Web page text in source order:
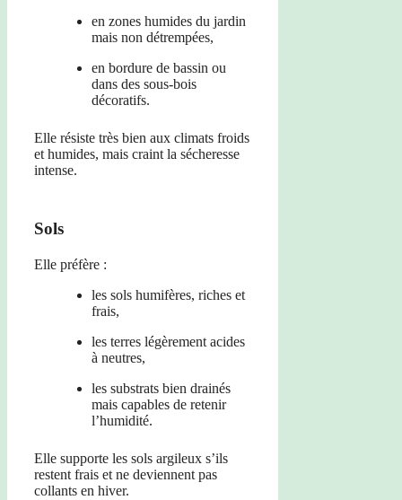
en zones humides du jardin
mais non détrempées,
en bordure de bassin ou
dans des sous-bois
décoratifs.
Elle résiste très bien aux climats froids
et humides, mais craint la sécheresse
intense.
Sols
Elle préfère :
les sols humifères, riches et
frais,
les terres légèrement acides
à neutres,
les substrats bien drainés
mais capables de retenir
l’humidité.
Elle supporte les sols argileux s’ils
restent frais et ne deviennent pas
collants en hiver.